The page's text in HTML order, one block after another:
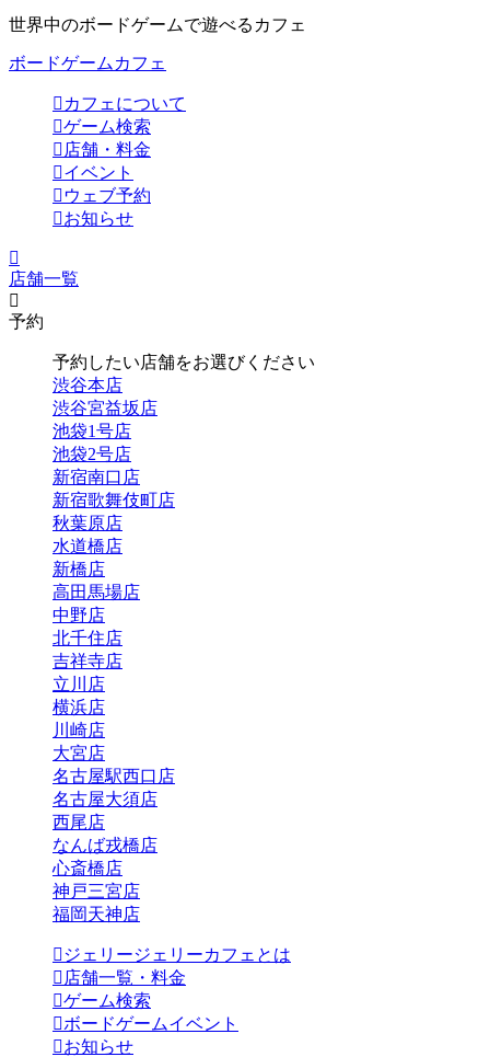
世界中のボードゲームで遊べるカフェ
ボードゲームカフェ
カフェについて
ゲーム検索
店舗・料金
イベント
ウェブ予約
お知らせ
店舗一覧
予約
予約したい店舗をお選びください
渋谷本店
渋谷宮益坂店
池袋1号店
池袋2号店
新宿南口店
新宿歌舞伎町店
秋葉原店
水道橋店
新橋店
高田馬場店
中野店
北千住店
吉祥寺店
立川店
横浜店
川崎店
大宮店
名古屋駅西口店
名古屋大須店
西尾店
なんば戎橋店
心斎橋店
神戸三宮店
福岡天神店
ジェリージェリーカフェとは
店舗一覧・料金
ゲーム検索
ボードゲームイベント
お知らせ